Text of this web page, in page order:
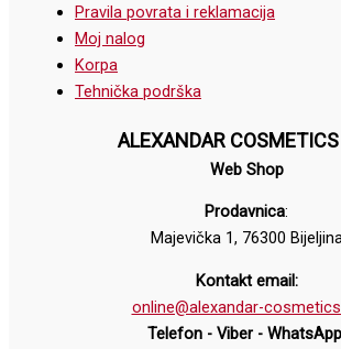
Pravila povrata i reklamacija
Moj nalog
Korpa
Tehnička podrška
ALEXANDAR
Web Shop
Prodavnica:
Majevička 1, 76300
Kontakt email:
online@alexandar-
Telefon - Viber -